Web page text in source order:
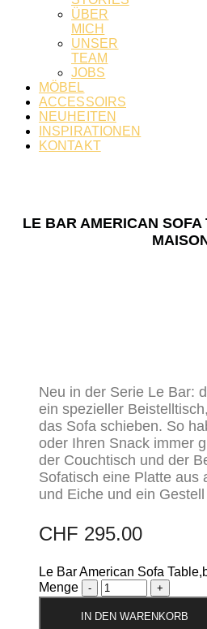
ÜBER
MICH
UNSER
TEAM
JOBS
MÖBEL
ACCESSOIRS
NEUHEITEN
INSPIRATIONEN
KONTAKT
LE BAR AMERICAN
Neu in der Serie Le Bar:
ein spezieller
das Sofa schieben. So
oder Ihren Snack immer
der Couchtisch und der
Sofatisch eine Platte aus
und Eiche und ein
CHF 295.00
Le Bar American Sofa
Menge
IN DEN WARENKORB